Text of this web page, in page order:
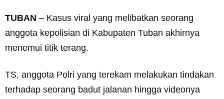
TUBAN – Kasus viral yang melibatkan seorang
anggota kepolisian di Kabupaten Tuban akhirnya
menemui titik terang.
TS, anggota Polri yang terekam melakukan tindakan
terhadap seorang badut jalanan hingga videonya